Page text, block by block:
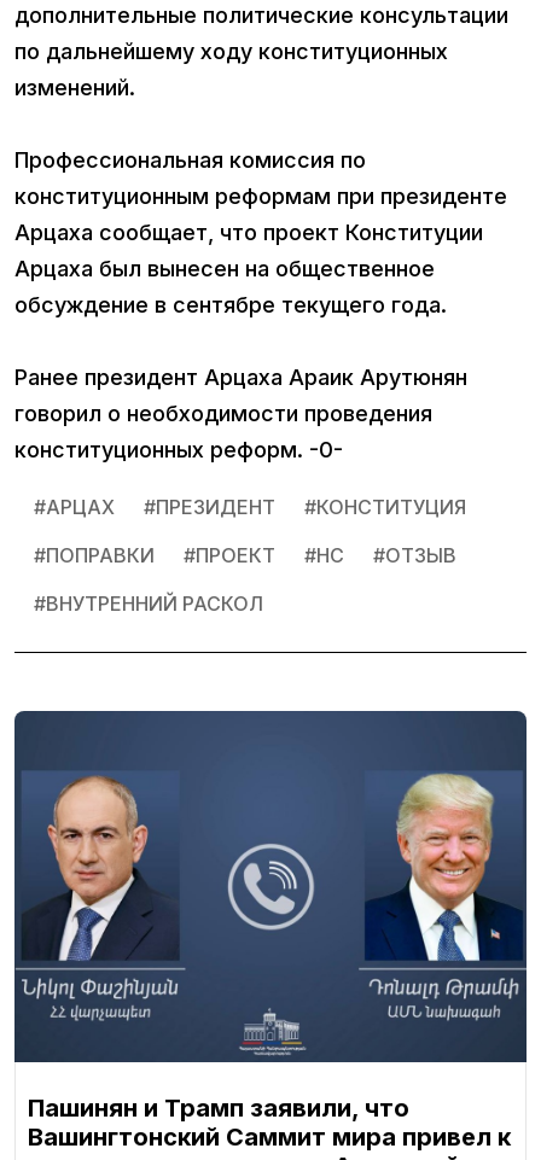
дополнительные политические консультации
по дальнейшему ходу конституционных
изменений.
Профессиональная комиссия по
конституционным реформам при президенте
Арцаха сообщает, что проект Конституции
Арцаха был вынесен на общественное
обсуждение в сентябре текущего года.
Ранее президент Арцаха Араик Арутюнян
говорил о необходимости проведения
конституционных реформ. -0-
#АРЦАХ #ПРЕЗИДЕНТ #КОНСТИТУЦИЯ
#ПОПРАВКИ #ПРОЕКТ #НС #ОТЗЫВ
#ВНУТРЕННИЙ РАСКОЛ
Пашинян и Трамп заявили, что
Вашингтонский Саммит мира привел к